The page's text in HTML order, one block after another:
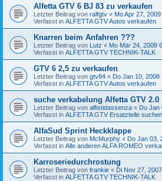
Alfetta GTV 6 BJ 83 zu verkaufen
Letzter Beitrag von ralfgtv « Mo Apr 27,
Verfasst in ALFETTA GTV Autos verkaufen
Knarren beim Anfahren ???
Letzter Beitrag von Lutz « Mo Mär 24, 2008
Verfasst in ALFETTA GTV TECHNIK-TALK
GTV 6 2,5 zu verkaufen
Letzter Beitrag von gtv84 « Do Jan 10, 2008
Verfasst in ALFETTA GTV Autos verkaufen
suche verkabelung Alfetta GTV 2.0
Letzter Beitrag von alfistidassenza « Do Jan
Verfasst in ALFETTA GTV Ersatzteile suchen
AlfaSud Sprint Heckklappe
Letzter Beitrag von McMurphy « Do Jan 03,
Verfasst in Alle anderen ALFA ROMEO
Karroseriedurchrostung
Letzter Beitrag von frankie « Di Nov 27,
Verfasst in ALFETTA GTV TECHNIK-TALK